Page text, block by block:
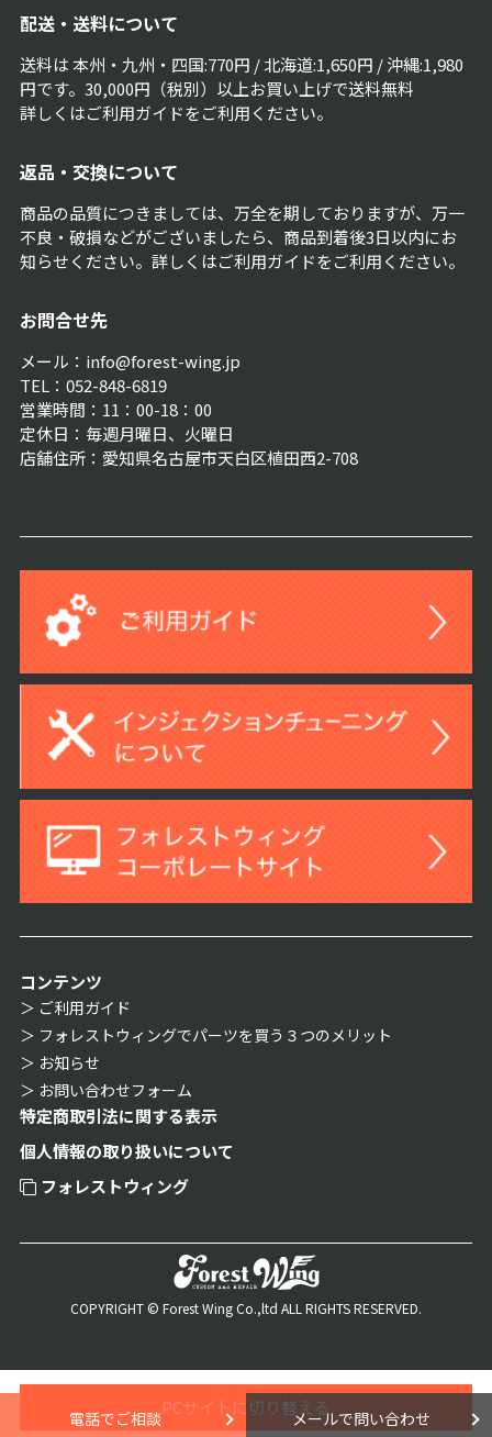
電話でご相談 メールで問い合わせ
配送・送料について
送料は 本州・九州・四国:770円 / 北海道:1,650円 / 沖縄:1,980
円です。30,000円（税別）以上お買い上げで送料無料
詳しくはご利用ガイドをご利用ください。
返品・交換について
商品の品質につきましては、万全を期しておりますが、万一
不良・破損などがございましたら、商品到着後3日以内にお
知らせください。詳しくはご利用ガイドをご利用ください。
お問合せ先
メール：info@forest-wing.jp
TEL：052-848-6819
営業時間：11：00-18：00
定休日：毎週月曜日、火曜日
店舗住所：愛知県名古屋市天白区植田西2-708
コンテンツ
ご利用ガイド
フォレストウィングでパーツを買う３つのメリット
お知らせ
お問い合わせフォーム
特定商取引法に関する表示
個人情報の取り扱いについて
フォレストウィング
COPYRIGHT © Forest Wing Co.,ltd ALL RIGHTS RESERVED.
PCサイトに切り替える